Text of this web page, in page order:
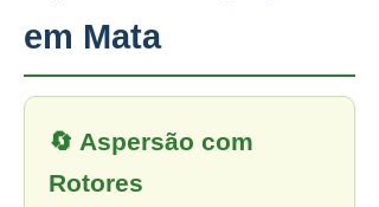
em Mata
🔄 Aspersão com
Rotores